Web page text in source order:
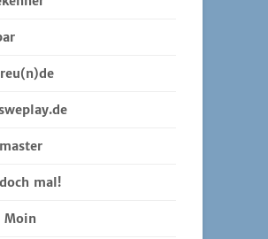
mal!
Moin